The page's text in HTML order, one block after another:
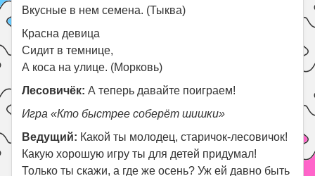
Вкусные в нем семена. (Тыква)
Красна девица
Сидит в темнице,
А коса на улице. (Морковь)
Лесовичёк: А теперь давайте поиграем!
Игра «Кто быстрее соберёт шишки»
Ведущий: Какой ты молодец, старичок-лесовичок!
Какую хорошую игру ты для детей придумал!
Только ты скажи, а где же осень? Уж ей давно быть